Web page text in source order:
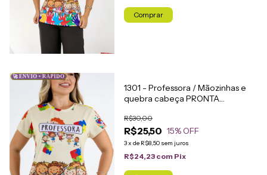
Comprar
🚀 ENVIO + RÁPIDO
1301 - Professora / Mãozinhas e
quebra cabeça PRONTA
R$25,50
R$30,00
15% OFF
3x de R$8,50 sem juros
R$24,23 com Pix